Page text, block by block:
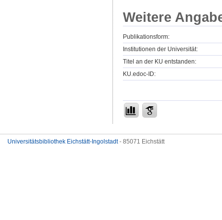
Weitere
Publikationsform:
Institutionen der Universität:
Titel an der KU entstanden:
KU.edoc-ID:
Universitätsbibliothek Eichstätt-Ingolstadt- 85071 Eichstätt